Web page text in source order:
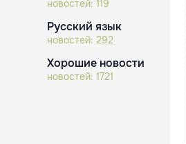
новостей: 119
Русский язык
новостей: 292
Хорошие новости
новостей: 1721